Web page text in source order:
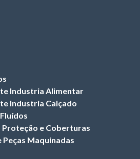
Industria Alimentar
Industria Calçado
e Coberturas
Peças Maquinadas